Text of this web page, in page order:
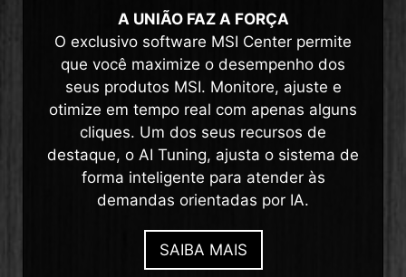
A UNIÃO FAZ A FORÇA
O exclusivo software MSI Center permite
que você maximize o desempenho dos
seus produtos MSI. Monitore, ajuste e
otimize em tempo real com apenas alguns
cliques. Um dos seus recursos de
destaque, o AI Tuning, ajusta o sistema de
forma inteligente para atender às
demandas orientadas por IA.
SAIBA MAIS